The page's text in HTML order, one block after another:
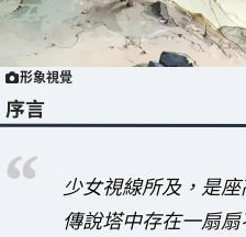
形象視覺
序言
少女視線所及，是
傳說塔中存在一扇